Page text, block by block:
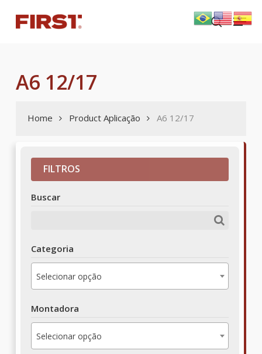
main
search
Menu
A6 12/17
Home Product Aplicação A6 12/17
FILTROS
Buscar
Categoria
Selecionar opção
Montadora
Selecionar opção